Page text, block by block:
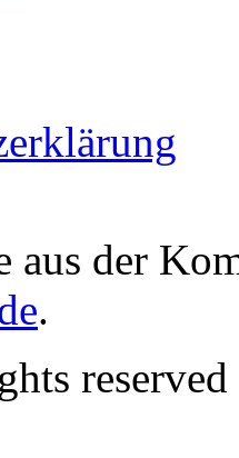
aus der
.